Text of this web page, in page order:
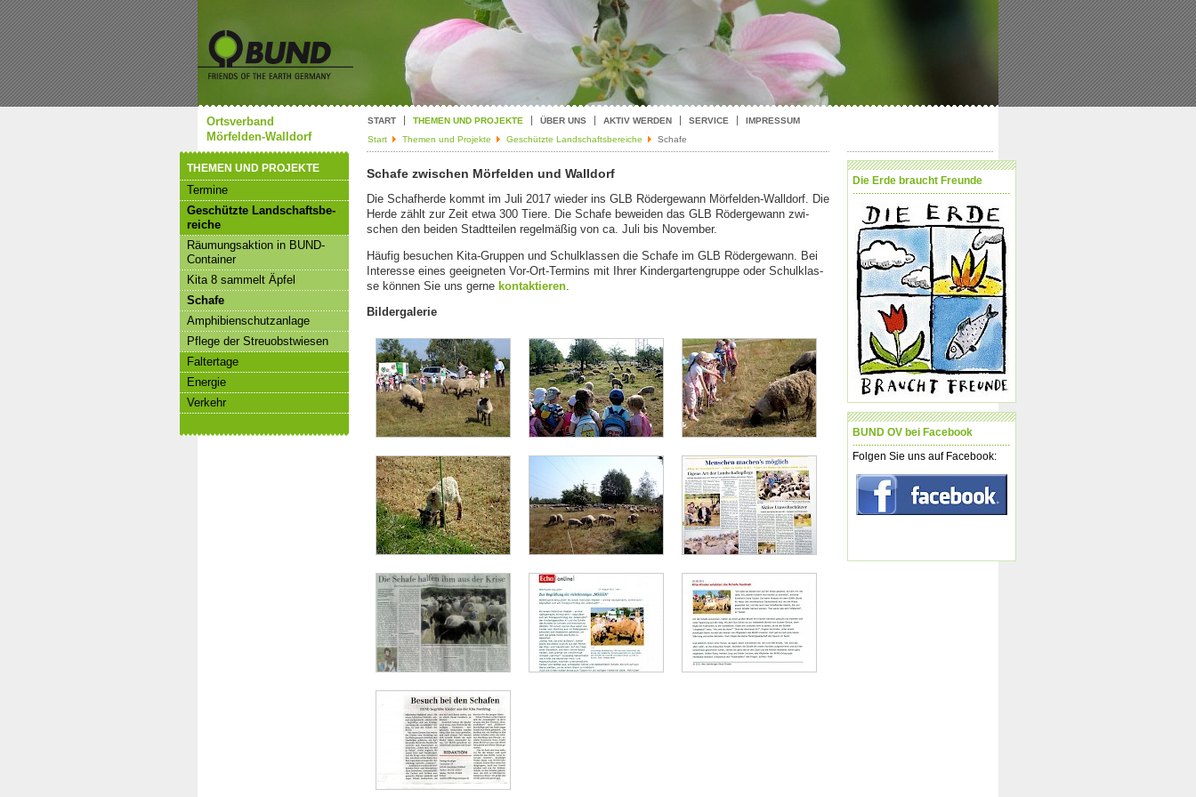
Ortsverband
Mörfelden-Walldorf
START THEMEN UND PROJEKTE ÜBER UNS AKTIV WERDEN SERVICE
IMPRESSUM
Start
Themen und Projekte Geschützte Landschaftsbereiche Schafe
THE­MEN UND PRO­JEK­TE
Ter­mi­ne
Ge­schütz­te Land­schafts­be­
rei­che
Räu­mungs­ak­ti­on in BUND-
Con­tai­ner
Kita 8 sam­melt Äpfel
Scha­fe
Am­phi­bi­en­schutz­an­la­ge
Pfle­ge der Streu­obst­wie­sen
Fal­ter­ta­ge
En­er­gie
Ver­kehr
Scha­fe zwi­schen Mör­fel­den und Wall­dorf
Die Schaf­her­de kommt im Juli 2017 wie­der ins GLB Rö­der­ge­wann Mör­fel­den-Wall­dorf. Die
Herde zählt zur Zeit etwa 300 Tiere. Die Scha­fe be­wei­den das GLB Rö­der­ge­wann zwi­
schen den bei­den Stadt­tei­len re­gel­mä­ßig von ca. Juli bis No­vem­ber.
Häu­fig be­su­chen Ki­ta-Grup­pen und Schul­klas­sen die Scha­fe im GLB Rö­der­ge­wann. Bei
In­ter­es­se eines ge­eig­ne­ten Vor-Ort-Ter­mins mit Ihrer Kin­der­gar­ten­grup­pe oder Schul­klas­
se kön­nen Sie uns gerne kon­tak­tie­ren.
Bil­der­ga­le­rie
Die Erde braucht Freun­de
BUND OV bei Face­book
Fol­gen Sie uns auf Face­book: